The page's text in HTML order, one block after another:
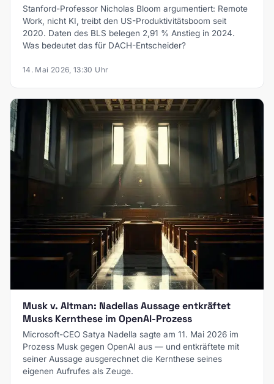
Stanford-Professor Nicholas Bloom argumentiert: Remote
Work, nicht KI, treibt den US-Produktivitätsboom seit
2020. Daten des BLS belegen 2,91 % Anstieg in 2024.
Was bedeutet das für DACH-Entscheider?
14. Mai 2026, 13:30 Uhr
Musk v. Altman: Nadellas Aussage entkräftet
Musks Kernthese im OpenAI-Prozess
Microsoft-CEO Satya Nadella sagte am 11. Mai 2026 im
Prozess Musk gegen OpenAI aus — und entkräftete mit
seiner Aussage ausgerechnet die Kernthese seines
eigenen Aufrufes als Zeuge.